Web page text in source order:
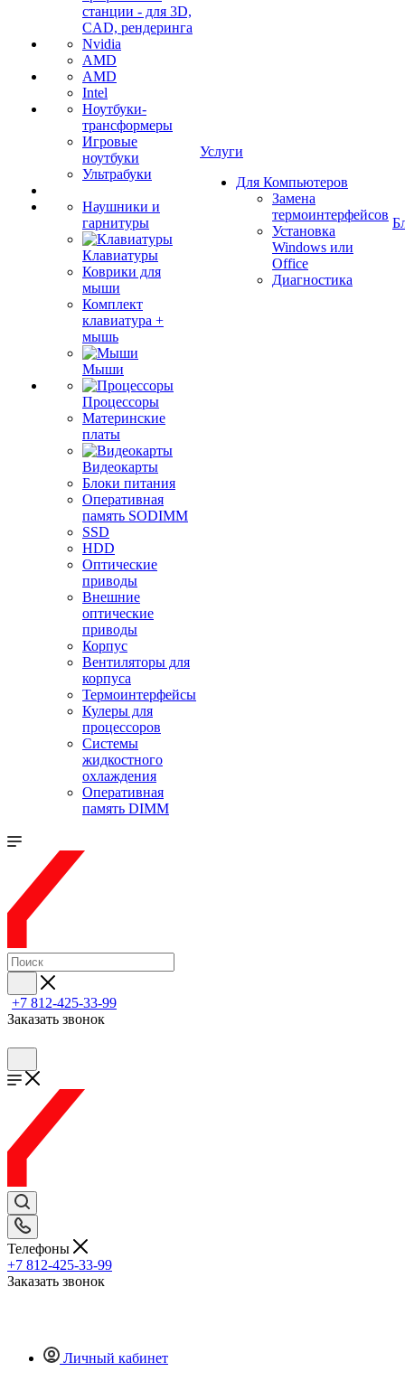
станции - для 3D,
CAD, рендеринга
Nvidia
AMD
AMD
Intel
Ноутбуки-
трансформеры
Игровые
ноутбуки
Ультрабуки
Наушники и
гарнитуры
Клавиатуры
Коврики для
мыши
Комплект
клавиатура +
мышь
Мыши
Процессоры
Материнские
платы
Видеокарты
Блоки питания
Оперативная
память SODIMM
SSD
HDD
Оптические
приводы
Внешние
оптические
приводы
Корпус
Вентиляторы для
корпуса
Термоинтерфейсы
Кулеры для
процессоров
Системы
жидкостного
охлаждения
Оперативная
память DIMM
Услуги
Для Компьютеров
Замена
термоинтерфейсов
Установка
Windows или
Office
Диагностика
+7 812-425-33-99
Заказать звонок
Телефоны
+7 812-425-33-99
Заказать звонок
Личный кабинет